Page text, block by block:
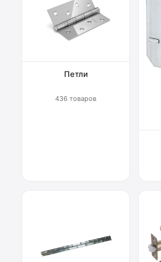
Петли
436 товаров